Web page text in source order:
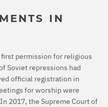
IN
permission for religious
Soviet repressions had
official registration in
for worship were
2017, the Supreme Court of